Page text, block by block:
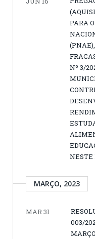
PARA
Nº 3/
MARÇO, 2023
MAR 31
003/